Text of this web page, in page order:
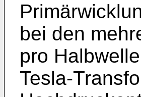
bei den
pro
Tesla-